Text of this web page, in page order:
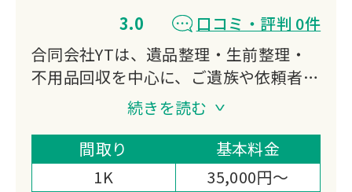
3.0
口コミ・評判 0件
合同会社YTは、遺品整理・生前整理・
不用品回収を中心に、ご遺族や依頼者の
心情に配慮したサービスを提供する整理
業者です。丁寧なヒアリングと迅速な対
応力で、大切な遺品の整理から処分まで
一貫してサポートいたします。
続きを読む
間取り
基本料金
1K
35,000円～